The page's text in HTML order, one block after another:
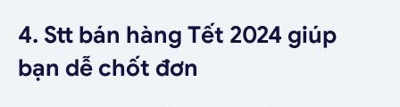
4. Stt bán hàng Tết 2024 giúp
bạn dễ chốt đơn